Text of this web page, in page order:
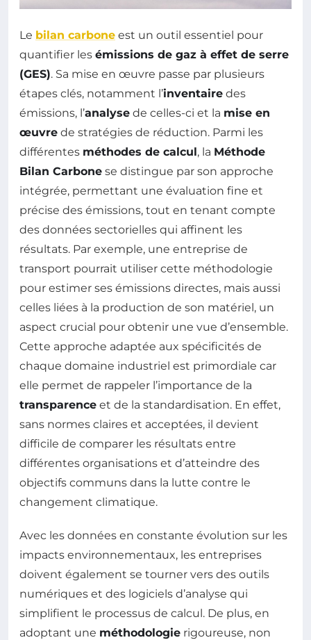
Le bilan carbone est un outil essentiel pour
quantifier les émissions de gaz à effet de serre
(GES). Sa mise en œuvre passe par plusieurs
étapes clés, notamment l’inventaire des
émissions, l’analyse de celles-ci et la mise en
œuvre de stratégies de réduction. Parmi les
différentes méthodes de calcul, la Méthode
Bilan Carbone se distingue par son approche
intégrée, permettant une évaluation fine et
précise des émissions, tout en tenant compte
des données sectorielles qui affinent les
résultats. Par exemple, une entreprise de
transport pourrait utiliser cette méthodologie
pour estimer ses émissions directes, mais aussi
celles liées à la production de son matériel, un
aspect crucial pour obtenir une vue d’ensemble.
Cette approche adaptée aux spécificités de
chaque domaine industriel est primordiale car
elle permet de rappeler l’importance de la
transparence et de la standardisation. En effet,
sans normes claires et acceptées, il devient
difficile de comparer les résultats entre
différentes organisations et d’atteindre des
objectifs communs dans la lutte contre le
changement climatique.
Avec les données en constante évolution sur les
impacts environnementaux, les entreprises
doivent également se tourner vers des outils
numériques et des logiciels d’analyse qui
simplifient le processus de calcul. De plus, en
adoptant une méthodologie rigoureuse, non